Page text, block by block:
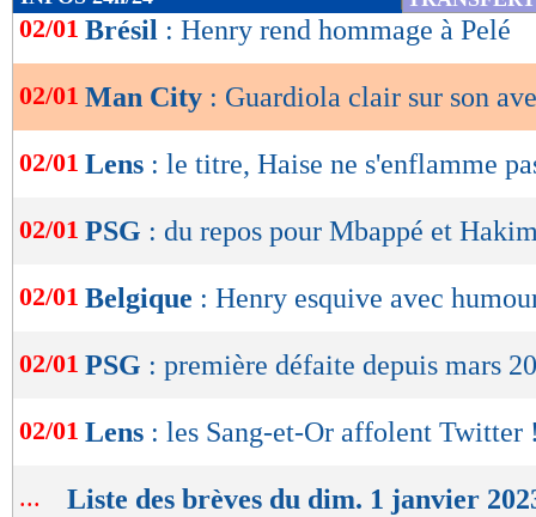
de
OK
02/01 Brésil : Henry rend hommage à Pelé
02/01 Man City : Guardiola clair sur son
02/01 Lens : le titre, Haise ne s'enflamme
02/01 PSG : du repos pour Mbappé et
02/01 Belgique : Henry esquive avec
02/01 PSG : première défaite depuis mars
02/01 Lens : les Sang-et-Or affolent Twitter
... Liste des brèves du dim. 1 janvier